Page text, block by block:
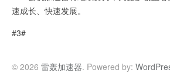
速成长、快速发展。
#3#
© 2026 雷轰加速器. Powered by: